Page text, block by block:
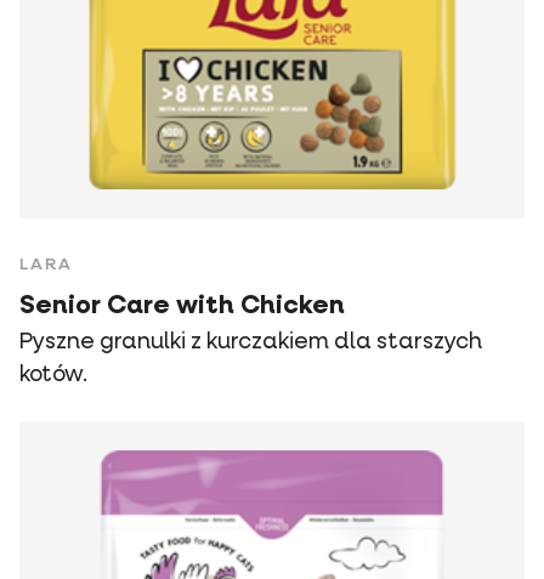
LARA
Senior Care with Chicken
Pyszne granulki z kurczakiem dla starszych
kotów.